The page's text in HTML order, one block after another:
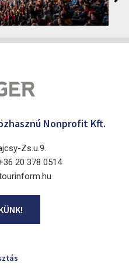
28.
völgy 35.
Nonprofit Kft.
Zs.u.9.
20 378 0514